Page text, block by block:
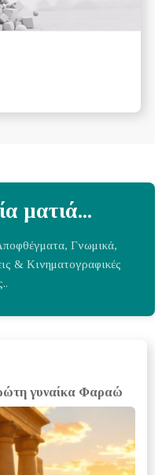
ματιά...
Γνωμικά,
& Κινηματογραφικές
γυναίκα Φαραώ